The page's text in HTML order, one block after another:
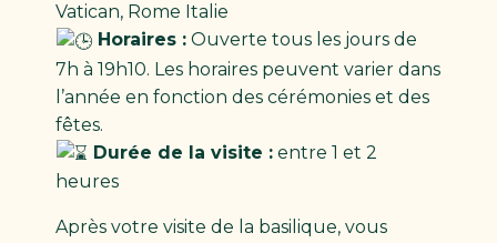
Vatican, Rome Italie
Horaires : Ouverte tous les jours de
7h à 19h10. Les horaires peuvent varier dans
l’année en fonction des cérémonies et des
fêtes.
Durée de la visite : entre 1 et 2
heures
Après votre visite de la basilique, vous